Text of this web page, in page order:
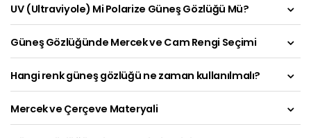
UV (Ultraviyole) Mi Polarize Güneş Gözlüğü Mü?
Güneş Gözlüğünde Mercek ve Cam Rengi Seçimi
Hangi renk güneş gözlüğü ne zaman kullanılmalı?
Mercek ve Çerçeve Materyali